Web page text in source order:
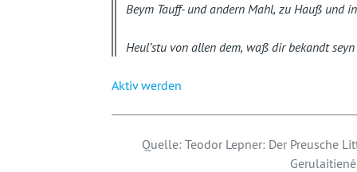
Beym Tauff- und andern Mahl, zu Hauß und
Heul’stu von allen dem, waß dir bekandt
Aktiv werden
Quelle: Teodor Lepner: Der Preusche